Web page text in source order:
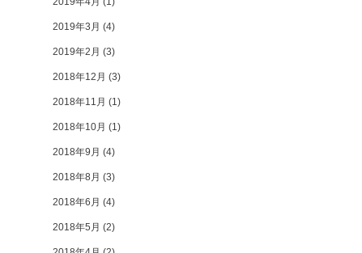
2019年3月 (4)
2019年2月 (3)
2018年12月 (3)
2018年11月 (1)
2018年10月 (1)
2018年9月 (4)
2018年8月 (3)
2018年6月 (4)
2018年5月 (2)